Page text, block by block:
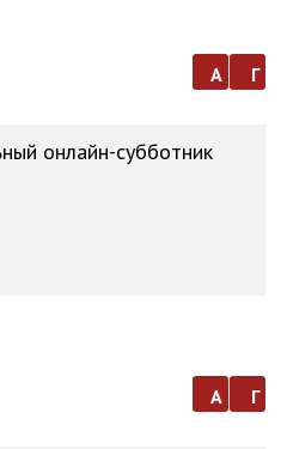
а г
онлайн-субботник
а г